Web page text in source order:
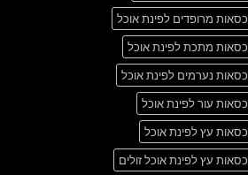
כסאות מרופדים לפינת אוכל
כסאות מתכת לפינת אוכל
כסאות נערמים לפינת אוכל
כסאות עור לפינת אוכל
כסאות עץ לפינת אוכל
כסאות עץ לפינת אוכל זולים